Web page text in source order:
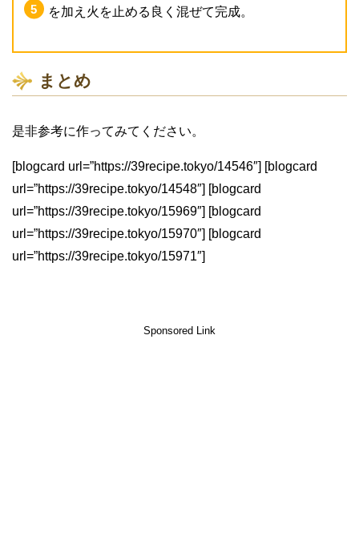
を加え火を止める良く混ぜて完成。
まとめ
是非参考に作ってみてください。
[blogcard url=”https://39recipe.tokyo/14546″] [blogcard
url=”https://39recipe.tokyo/14548″] [blogcard
url=”https://39recipe.tokyo/15969″] [blogcard
url=”https://39recipe.tokyo/15970″] [blogcard
url=”https://39recipe.tokyo/15971″]
Sponsored Link